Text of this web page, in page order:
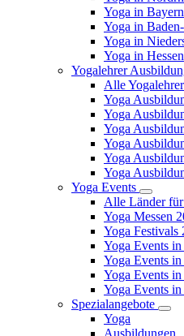
Yoga in Bayern
Yoga in
Yoga in
Yoga in Hessen
Yogalehrer
Alle
Yoga
Yoga
Yoga
Yoga
Yoga
Yoga
Yoga Events
Alle Länder
Yoga Messen
Yoga Festivals
Yoga Events
Yoga Events
Yoga Events in
Yoga Events
Spezialangebote
Yoga
Ausbildungen